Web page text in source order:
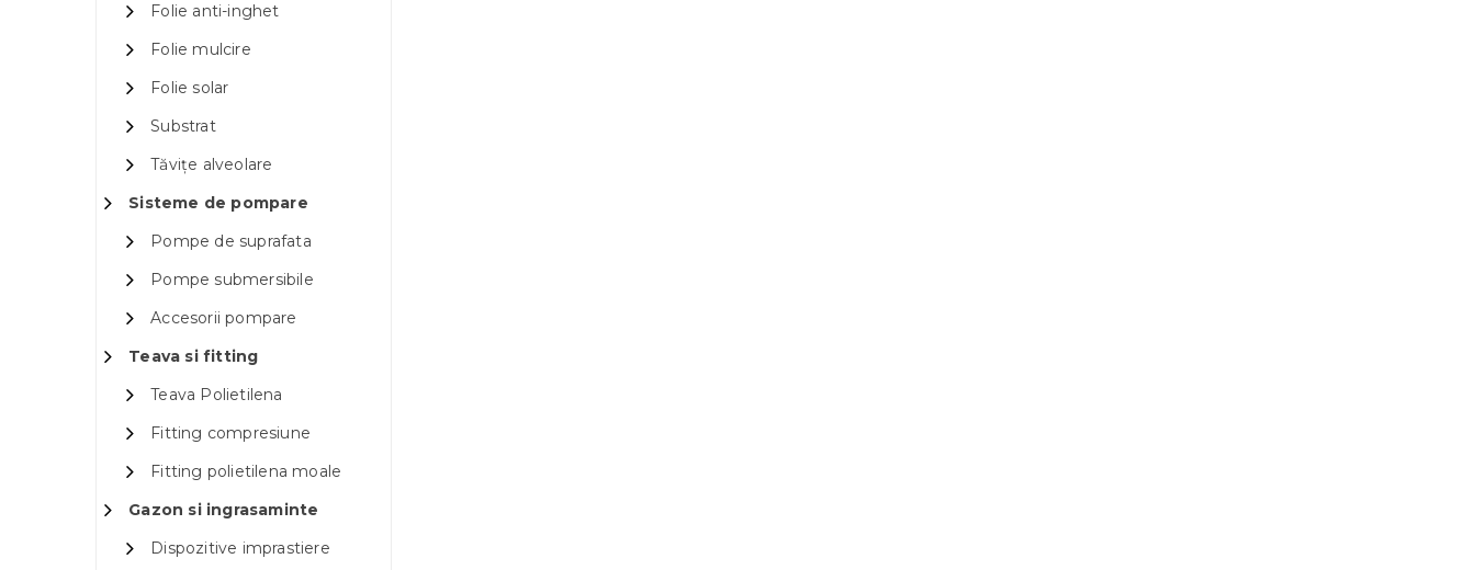
Folie anti-inghet
Folie mulcire
Folie solar
Substrat
Tăvițe alveolare
Sisteme de pompare
Pompe de suprafata
Pompe submersibile
Accesorii pompare
Teava si fitting
Teava Polietilena
Fitting compresiune
Fitting polietilena moale
Gazon si ingrasaminte
Dispozitive imprastiere